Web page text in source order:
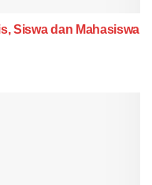
Siswa dan Mahasiswa